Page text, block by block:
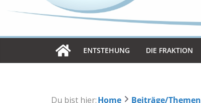
ENT­STE­HUNG DIE FRAK­TION
Du bist hier:Home Beiträge/Themen